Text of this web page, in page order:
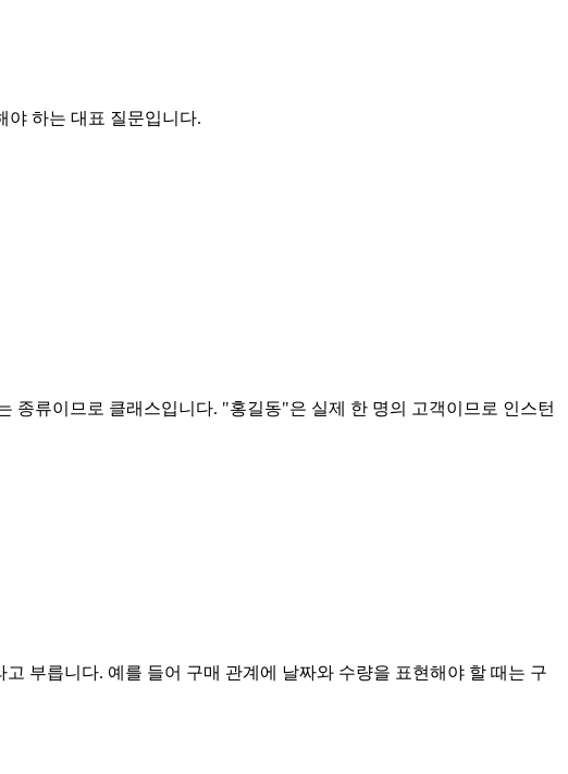
야 하는 대표 질문입니다.
종류이므로 클래스입니다. "홍길동"은 실제 한 명의 고객이므로 인스턴
부릅니다. 예를 들어 구매 관계에 날짜와 수량을 표현해야 할 때는 구